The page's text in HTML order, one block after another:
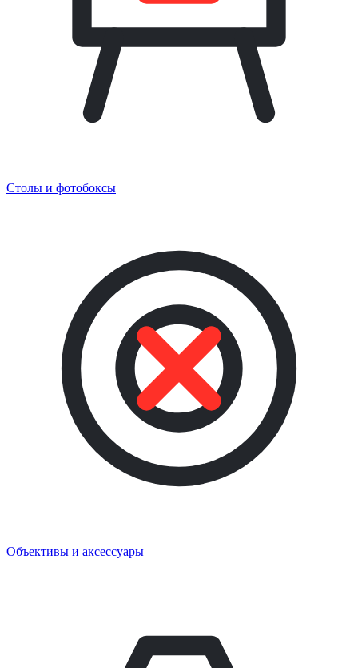
Столы и фотобоксы
Объективы и аксессуары